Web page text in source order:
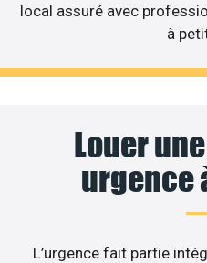
local assuré avec
à
Louer
urgence
L’urgence fait partie